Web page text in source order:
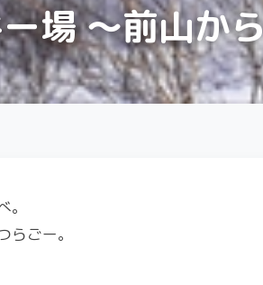
～前山か
ごー。